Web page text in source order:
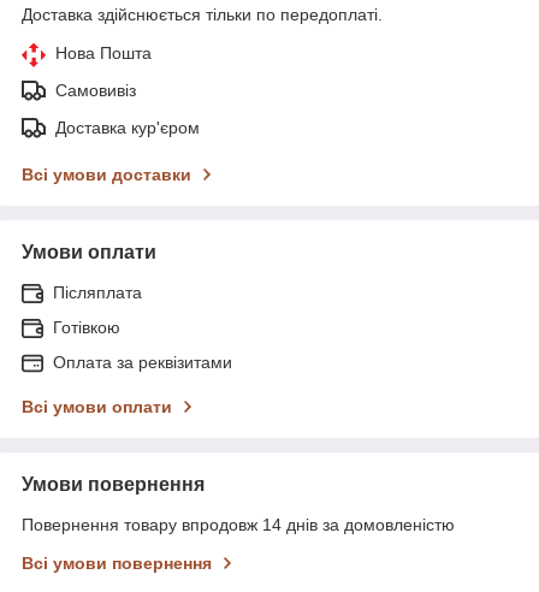
Доставка здійснюється тільки по передоплаті.
Нова Пошта
Самовивіз
Доставка кур'єром
Всі умови доставки
Умови оплати
Післяплата
Готівкою
Оплата за реквізитами
Всі умови оплати
Умови повернення
Повернення товару впродовж 14 днів за домовленістю
Всі умови повернення